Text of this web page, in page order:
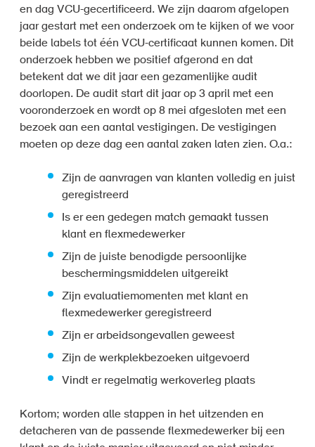
en dag VCU-gecertificeerd. We zijn daarom afgelopen
jaar gestart met een onderzoek om te kijken of we voor
beide labels tot één VCU-certificaat kunnen komen. Dit
onderzoek hebben we positief afgerond en dat
betekent dat we dit jaar een gezamenlijke audit
doorlopen. De audit start dit jaar op 3 april met een
vooronderzoek en wordt op 8 mei afgesloten met een
bezoek aan een aantal vestigingen. De vestigingen
moeten op deze dag een aantal zaken laten zien. O.a.:
Zijn de aanvragen van klanten volledig en juist
geregistreerd
Is er een gedegen match gemaakt tussen
klant en flexmedewerker
Zijn de juiste benodigde persoonlijke
beschermingsmiddelen uitgereikt
Zijn evaluatiemomenten met klant en
flexmedewerker geregistreerd
Zijn er arbeidsongevallen geweest
Zijn de werkplekbezoeken uitgevoerd
Vindt er regelmatig werkoverleg plaats
Kortom; worden alle stappen in het uitzenden en
detacheren van de passende flexmedewerker bij een